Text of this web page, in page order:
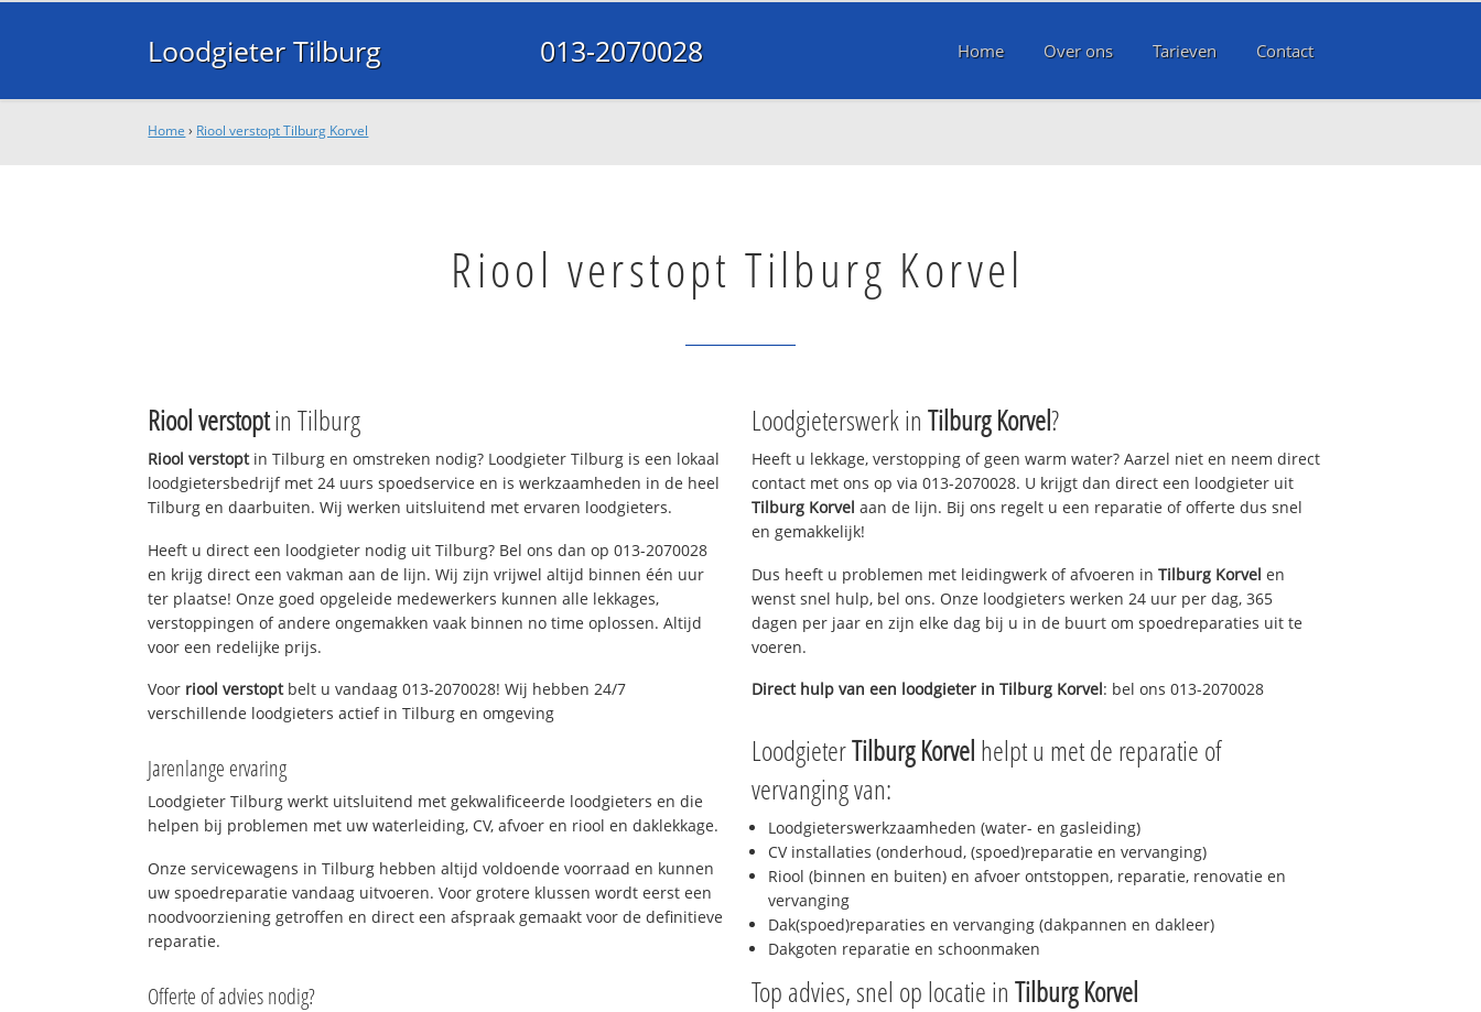
Loodgieter Tilburg 013-2070028 Home Over ons Tarieven Contact
Home › Riool verstopt Tilburg Korvel
Riool verstopt Tilburg Korvel
Riool verstoptin Tilburg
Riool verstoptin Tilburg en omstreken nodig? Loodgieter Tilburg is een lokaal
loodgietersbedrijf met 24 uurs spoedservice en is werkzaamheden in de heel
Tilburg en daarbuiten. Wij werken uitsluitend met ervaren loodgieters.
Heeft u direct een loodgieter nodig uit Tilburg? Bel ons dan op 013-2070028
en krijg direct een vakman aan de lijn. Wij zijn vrijwel altijd binnen één uur
ter plaatse! Onze goed opgeleide medewerkers kunnen alle lekkages,
verstoppingen of andere ongemakken vaak binnen no time oplossen. Altijd
voor een redelijke prijs.
Voor riool verstoptbelt u vandaag 013-2070028! Wij hebben 24/7
verschillende loodgieters actief in Tilburg en omgeving
Jarenlange ervaring
Loodgieter Tilburg werkt uitsluitend met gekwalificeerde loodgieters en die
helpen bij problemen met uw waterleiding, CV, afvoer en riool en daklekkage.
Onze servicewagens in Tilburg hebben altijd voldoende voorraad en kunnen
uw spoedreparatie vandaag uitvoeren. Voor grotere klussen wordt eerst een
noodvoorziening getroffen en direct een afspraak gemaakt voor de definitieve
reparatie.
Offerte of advies nodig?
Loodgieterswerk in Tilburg Korvel?
Heeft u lekkage, verstopping of geen warm water? Aarzel niet en neem direct
contact met ons op via 013-2070028. U krijgt dan direct een loodgieter uit
Tilburg Korvel aan de lijn. Bij ons regelt u een reparatie of offerte dus snel
en gemakkelijk!
Dus heeft u problemen met leidingwerk of afvoeren in Tilburg Korvel en
wenst snel hulp, bel ons. Onze loodgieters werken 24 uur per dag, 365
dagen per jaar en zijn elke dag bij u in de buurt om spoedreparaties uit te
voeren.
Direct hulp van een loodgieter in Tilburg Korvel: bel ons 013-2070028
LoodgieterTilburg Korvel helpt u met de reparatie of
vervanging van:
Loodgieterswerkzaamheden (water- en gasleiding)
CV installaties (onderhoud, (spoed)reparatie en vervanging)
Riool (binnen en buiten) en afvoer ontstoppen, reparatie, renovatie en
vervanging
Dak(spoed)reparaties en vervanging (dakpannen en dakleer)
Dakgoten reparatie en schoonmaken
Top advies, snel op locatie in Tilburg Korvel